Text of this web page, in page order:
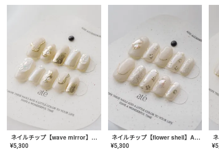
ネイルチップ【wave mirror】AE-CONA-04
¥5,300
ネイルチップ【flower shell】AE-CONA-03
¥5,300 ¥